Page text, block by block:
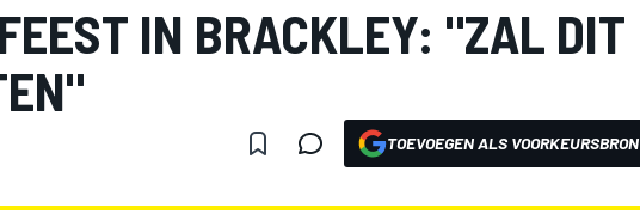
IN BRACKLEY: "ZAL DIT
TOEVOEGEN ALS VOORKEURSBRON